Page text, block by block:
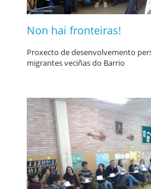
Non hai fronteiras!
Proxecto de desenvolvemento
migrantes veciñas do Barrio